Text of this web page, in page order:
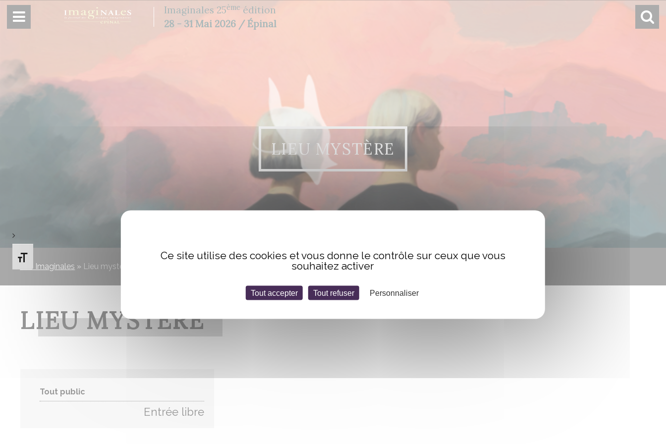
Changer la taille de la police
Imaginales 25ème édition
28 - 31 Mai 2026 / Épinal
LIEU MYSTÈRE
Les Imaginales » Lieu mystère
LIEU MYSTÈRE
Tout public
Entrée libre
Panneau de gestion des cookies
Ce site utilise des cookies et vous donne le contrôle sur ceux que vous
souhaitez activer
Tout accepter Tout refuser Personnaliser